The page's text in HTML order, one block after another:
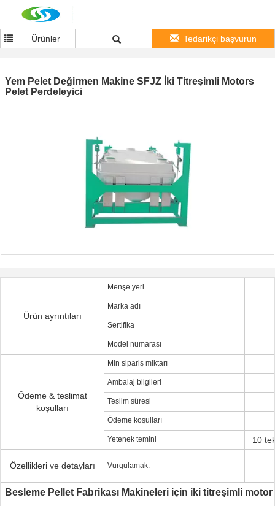
Ürünler Tedarikçi başvurun
Yem Pelet Değirmen Makine SFJZ İki Titreşimli Motors
Pelet Perdeleyici
Ürün ayrıntıları
Menşe yeri
Marka adı
Sertifika
Model numarası
Ödeme & teslimat
koşulları
Min sipariş miktarı
Ambalaj bilgileri
Teslim süresi
Ödeme koşulları
Yetenek temini 10
Özellikleri ve detayları Vurgulamak:
Besleme Pellet Fabrikası Makineleri için iki titreşimli